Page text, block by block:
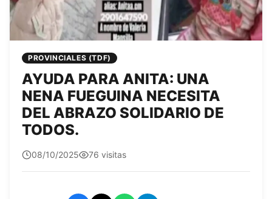
PROVINCIALES (TDF)
AYUDA PARA ANITA: UNA
NENA FUEGUINA NECESITA
DEL ABRAZO SOLIDARIO DE
TODOS.
quetepasa1
08/10/2025 76 visitas